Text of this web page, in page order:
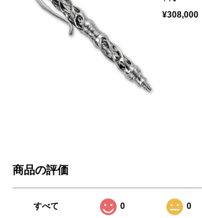
¥308,000
商品の評価
すべて 0 0